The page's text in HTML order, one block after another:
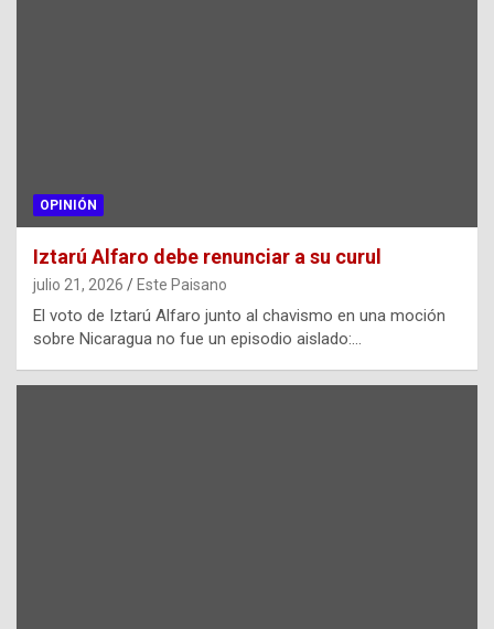
OPINIÓN
Iztarú Alfaro debe renunciar a su curul
julio 21, 2026 Este Paisano
El voto de Iztarú Alfaro junto al chavismo en una moción
sobre Nicaragua no fue un episodio aislado:…